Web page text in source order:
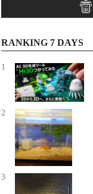
RANKING 7 DAYS
1
2
3